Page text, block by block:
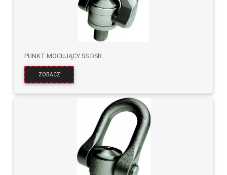
PUNKT MOCUJĄCY SS DSR
ZOBACZ